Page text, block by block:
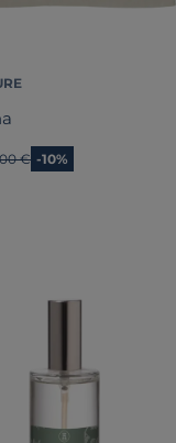
prix
€ -10%